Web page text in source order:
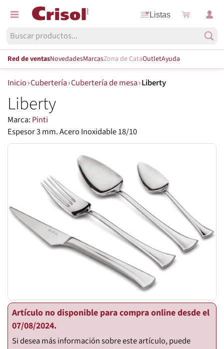
Listas
Red de ventasNovedadesMarcasZona de CataOutletAyuda
Inicio›Cubertería›Cubertería de mesa›Liberty
Liberty
Marca: Pinti
Espesor 3 mm. Acero Inoxidable 18/10
Artículo no disponible para compra online desde el
07/08/2024.
Si desea más información sobre este artículo, puede